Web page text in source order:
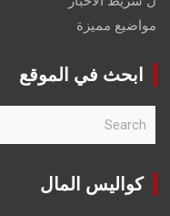
مواضيع مميزة
ابحث في الموقع
r
كواليس المال